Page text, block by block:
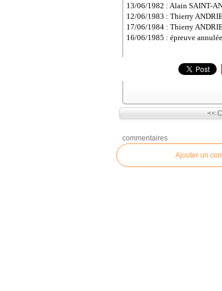
13/06/1982 : Alain SAINT-
12/06/1983 : Thierry
17/06/1984 : Thierry
16/06/1985 : épreuve
<<
commentaires
Ajouter un